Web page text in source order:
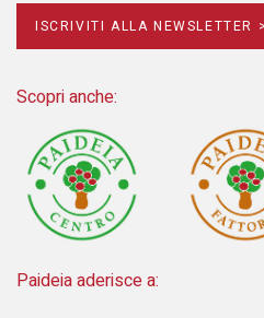
ISCRIVITI ALLA NEWSLETTER >
Scopri anche:
Paideia aderisce a: